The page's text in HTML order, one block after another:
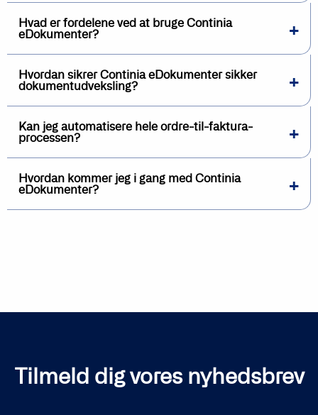
Hvad er fordelene ved at bruge Continia
eDokumenter?
Hvordan sikrer Continia eDokumenter sikker
dokumentudveksling?
Kan jeg automatisere hele ordre-til-faktura-
processen?
Hvordan kommer jeg i gang med Continia
eDokumenter?
Tilmeld dig vores nyhedsbrev